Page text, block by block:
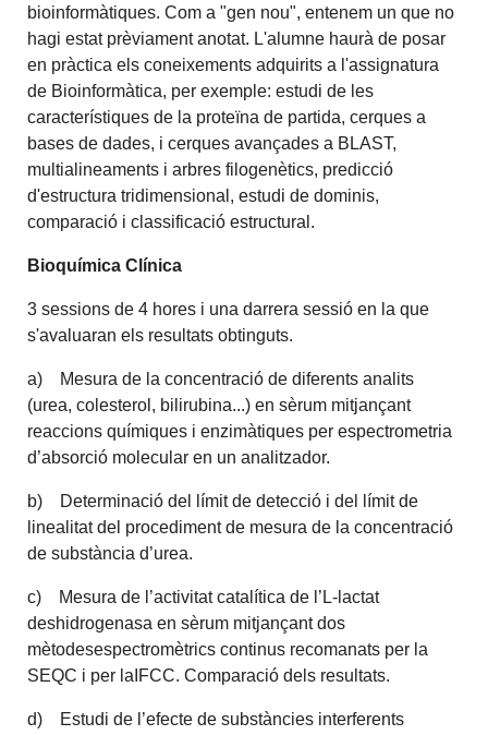
bioinformàtiques. Com a "gen nou", entenem un que no
hagi estat prèviament anotat. L'alumne haurà de posar
en pràctica els coneixements adquirits a l'assignatura
de Bioinformàtica, per exemple: estudi de les
característiques de la proteïna de partida, cerques a
bases de dades, i cerques avançades a BLAST,
multialineaments i arbres filogenètics, predicció
d'estructura tridimensional, estudi de dominis,
comparació i classificació estructural.
Bioquímica Clínica
3 sessions de 4 hores i una darrera sessió en la que
s'avaluaran els resultats obtinguts.
a) Mesura de la concentració de diferents analits
(urea, colesterol, bilirubina...) en sèrum mitjançant
reaccions químiques i enzimàtiques per espectrometria
d’absorció molecular en un analitzador.
b) Determinació del límit de detecció i del límit de
linealitat del procediment de mesura de la concentració
de substància d’urea.
c) Mesura de l’activitat catalítica de l’L-lactat
deshidrogenasa en sèrum mitjançant dos
mètodesespectromètrics continus recomanats per la
SEQC i per laIFCC. Comparació dels resultats.
d) Estudi de l’efecte de substàncies interferents